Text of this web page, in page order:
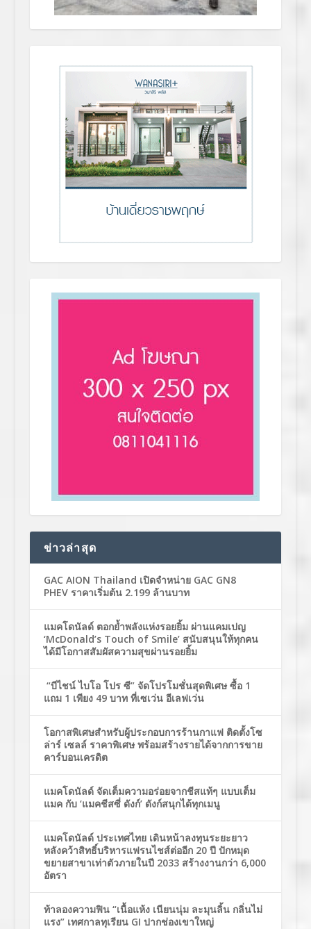
ข่าวล่าสุด
GAC AION Thailand เปิดจำหน่าย GAC GN8
PHEV ราคาเริ่มต้น 2.199 ล้านบาท
แมคโดนัลด์ ตอกย้ำพลังแห่งรอยยิ้ม ผ่านแคมเปญ
‘McDonald’s Touch of Smile’ สนับสนุนให้ทุกคน
ได้มีโอกาสสัมผัสความสุขผ่านรอยยิ้ม
“บีไชน์ ไบโอ โปร ซี” จัดโปรโมชั่นสุดพิเศษ ซื้อ 1
แถม 1 เพียง 49 บาท ที่เซเว่น อีเลฟเว่น
โอกาสพิเศษสำหรับผู้ประกอบการร้านกาแฟ ติดตั้งโซ
ล่าร์ เซลล์ ราคาพิเศษ พร้อมสร้างรายได้จากการขาย
คาร์บอนเครดิต
แมคโดนัลด์ จัดเต็มความอร่อยจากชีสแท้ๆ แบบเต็ม
แมค กับ ‘แมคชีสซี่ ดังก์’ ดังก์สนุกได้ทุกเมนู
แมคโดนัลด์ ประเทศไทย เดินหน้าลงทุนระยะยาว
หลังคว้าสิทธิ์บริหารแฟรนไชส์ต่ออีก 20 ปี ปักหมุด
ขยายสาขาเท่าตัวภายในปี 2033 สร้างงานกว่า 6,000
อัตรา
ท้าลองความฟิน “เนื้อแห้ง เนียนนุ่ม ละมุนลิ้น กลิ่นไม่
แรง” เทศกาลทุเรียน GI ปากช่องเขาใหญ่